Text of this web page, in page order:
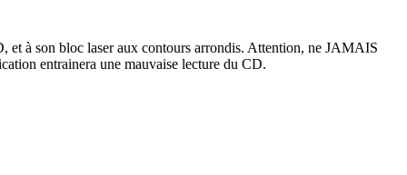
et à son bloc laser aux contours arrondis. Attention, ne JAMAIS
entrainera une mauvaise lecture du CD.